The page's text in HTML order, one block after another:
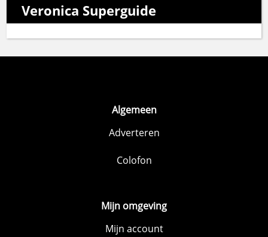
Veronica Superguide
Algemeen
Adverteren
Colofon
Mijn omgeving
Mijn account